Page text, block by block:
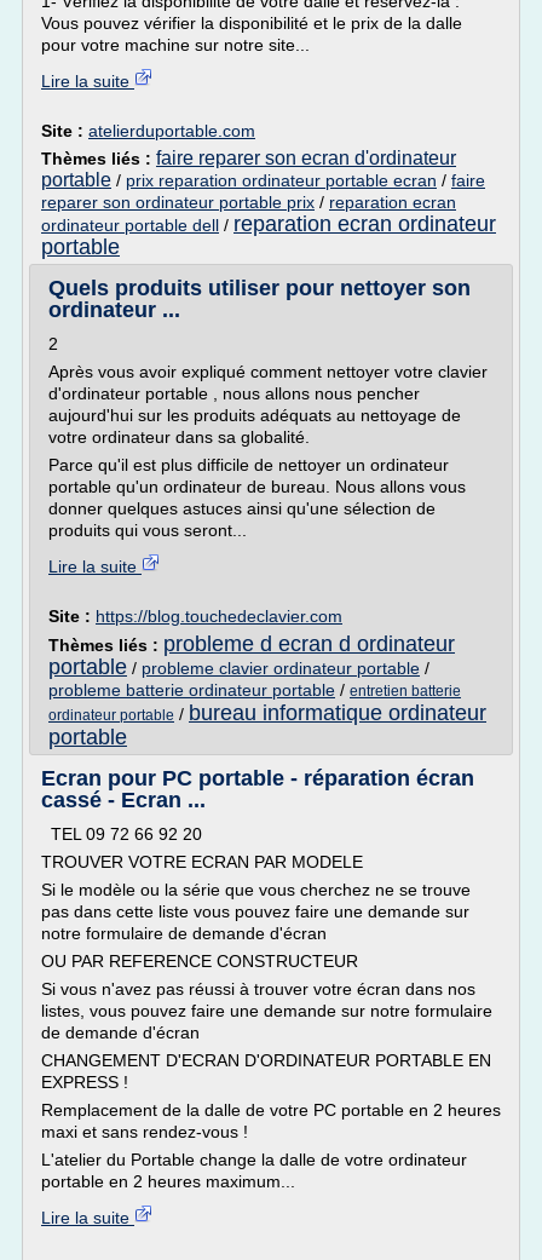
Vous pouvez vérifier la disponibilité et le prix de la dalle
pour votre machine sur notre site...
Lire la suite
Site : atelierduportable.com
Thèmes liés : faire reparer son ecran d'ordinateur
portable / prix reparation ordinateur portable ecran / faire
reparer son ordinateur portable prix / reparation ecran
ordinateur portable dell / reparation ecran ordinateur
portable
Quels produits utiliser pour nettoyer son
ordinateur ...
2
Après vous avoir expliqué comment nettoyer votre clavier
d'ordinateur portable , nous allons nous pencher
aujourd'hui sur les produits adéquats au nettoyage de
votre ordinateur dans sa globalité.
Parce qu'il est plus difficile de nettoyer un ordinateur
portable qu'un ordinateur de bureau. Nous allons vous
donner quelques astuces ainsi qu'une sélection de
produits qui vous seront...
Lire la suite
Site : https://blog.touchedeclavier.com
Thèmes liés : probleme d ecran d ordinateur
portable / probleme clavier ordinateur portable /
probleme batterie ordinateur portable / entretien batterie
ordinateur portable / bureau informatique ordinateur
portable
Ecran pour PC portable - réparation écran
cassé - Ecran ...
TEL 09 72 66 92 20
TROUVER VOTRE ECRAN PAR MODELE
Si le modèle ou la série que vous cherchez ne se trouve
pas dans cette liste vous pouvez faire une demande sur
notre formulaire de demande d'écran
OU PAR REFERENCE CONSTRUCTEUR
Si vous n'avez pas réussi à trouver votre écran dans nos
listes, vous pouvez faire une demande sur notre formulaire
de demande d'écran
CHANGEMENT D'ECRAN D'ORDINATEUR PORTABLE EN
EXPRESS !
Remplacement de la dalle de votre PC portable en 2 heures
maxi et sans rendez-vous !
L'atelier du Portable change la dalle de votre ordinateur
portable en 2 heures maximum...
Lire la suite